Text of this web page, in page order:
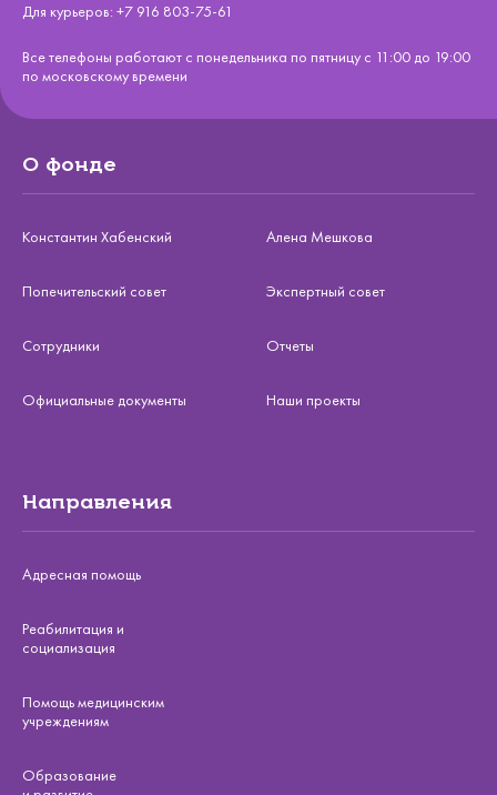
Для курьеров: +7 916 803-75-61
Все телефоны работают с понедельника по пятницу с 11:00 до 19:00
по московскому времени
О фонде
Константин Хабенский Алена Мешкова
Попечительский совет Экспертный совет
Сотрудники Отчеты
Официальные документы Наши проекты
Направления
Адресная помощь
Реабилитация и
социализация
Помощь медицинским
учреждениям
Образование